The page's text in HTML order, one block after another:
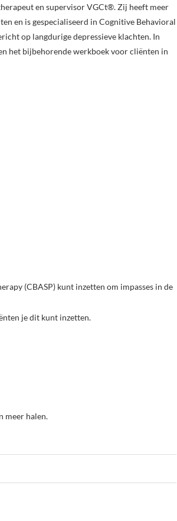
en supervisor VGCt®. Zij heeft meer
en is gespecialiseerd in Cognitive Behavioral
op langdurige depressieve klachten. In
het bijbehorende werkboek voor cliënten in
(CBASP) kunt inzetten om impasses in de
je dit kunt inzetten.
meer halen.